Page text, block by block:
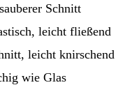
Schnitt
leicht fließend
leicht knirschend
wie Glas